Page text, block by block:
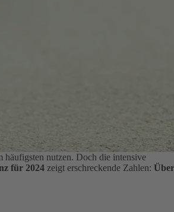
häufigsten nutzen. Doch die intensive
für 2024 zeigt erschreckende Zahlen: Über